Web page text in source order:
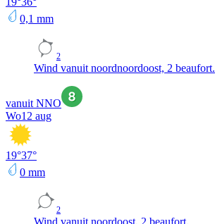
0,1 mm
2
Wind vanuit noordnoordoost, 2 beaufort.
vanuit NNO
Wo12 aug
19°37°
0 mm
2
Wind vanuit noordoost, 2 beaufort.